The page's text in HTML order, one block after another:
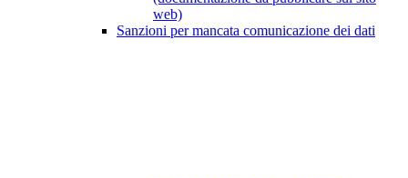
web)
Sanzioni per mancata comunicazione dei dati